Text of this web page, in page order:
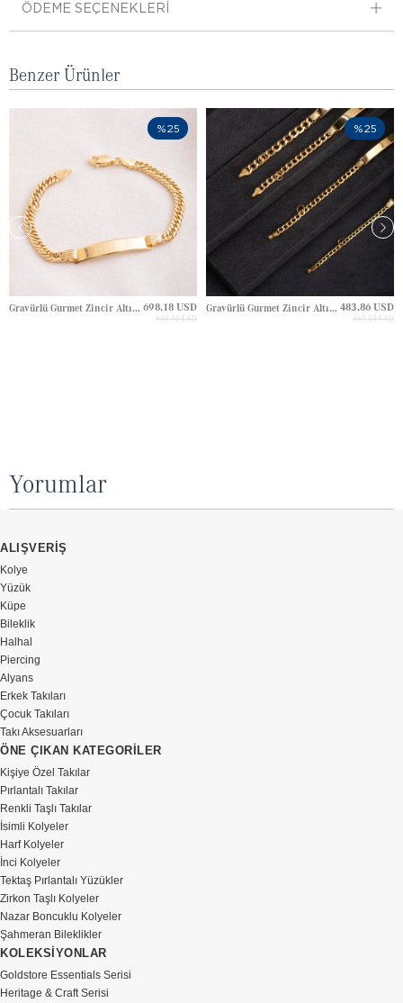
ÖDEME SEÇENEKLERI
Benzer Ürünler
Gravürlü Gurmet Zincir Altın Künye 698.18 USD
930.91 USD
%25
Gravürlü Gurmet Zincir Altın Künye 483.86 USD
645.15 USD
%25
Yorumlar
ALIŞVERİŞ
Kolye
Yüzük
Küpe
Bileklik
Halhal
Piercing
Alyans
Erkek Takıları
Çocuk Takıları
Takı Aksesuarları
ÖNE ÇIKAN KATEGORİLER
Kişiye Özel Takılar
Pırlantalı Takılar
Renkli Taşlı Takılar
İsimli Kolyeler
Harf Kolyeler
İnci Kolyeler
Tektaş Pırlantalı Yüzükler
Zirkon Taşlı Kolyeler
Nazar Boncuklu Kolyeler
Şahmeran Bileklikler
KOLEKSİYONLAR
Goldstore Essentials Serisi
Heritage & Craft Serisi